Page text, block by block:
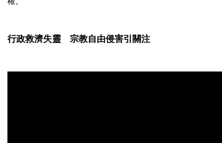
行政救濟失靈 宗教自由侵害引關注